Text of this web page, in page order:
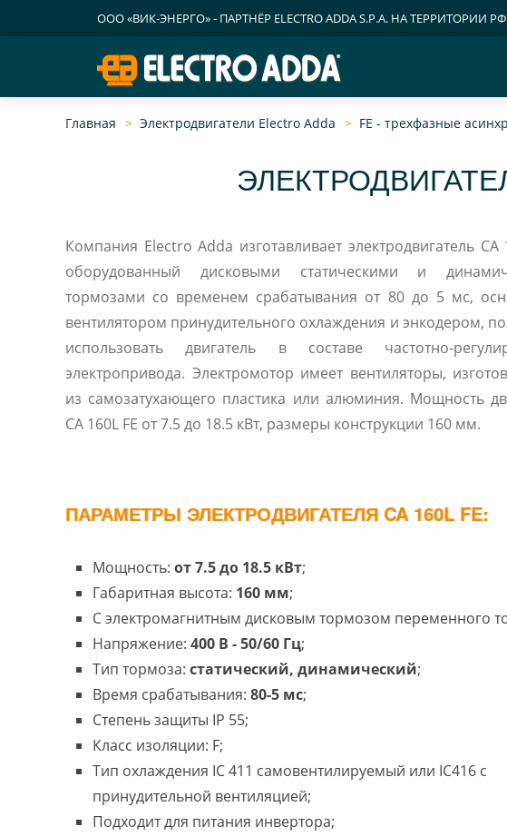
ООО «ВИК-ЭНЕРГО» - ПАРТНЁР ELECTRO ADDA S.P.A. НА ТЕРРИТОРИИ
Главная Электродвигатели Electro Adda FE - трехфазные
Компания Electro Adda изготавливает электродвигатель CA
оборудованный дисковыми статическими и
тормозами со временем срабатывания от 80 до 5 мс,
вентилятором принудительного охлаждения и энкодером,
использовать двигатель в составе частотно-
электропривода. Электромотор имеет вентиляторы,
из самозатухающего пластика или алюминия. Мощность
CA 160L FE от 7.5 до 18.5 кВт, размеры конструкции 160 мм.
ПАРАМЕТРЫ ЭЛЕКТРОДВИГАТЕЛЯ CA 160L FE:
Мощность: от 7.5 до 18.5 кВт;
Габаритная высота: 160 мм;
С электромагнитным дисковым тормозом переменного
Напряжение: 400 В - 50/60 Гц;
Тип тормоза: статический, динамический;
Время срабатывания: 80-5 мс;
Степень защиты IP 55;
Класс изоляции: F;
Тип охлаждения IC 411 самовентилируемый или IC416 с
принудительной вентиляцией;
Подходит для питания инвертора;